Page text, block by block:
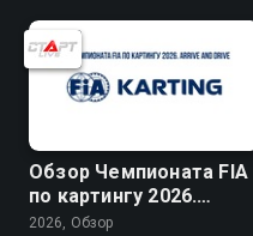
Обзор Чемпионата FIA
по картингу 2026.
Arrive and Drive
2026, Обзор